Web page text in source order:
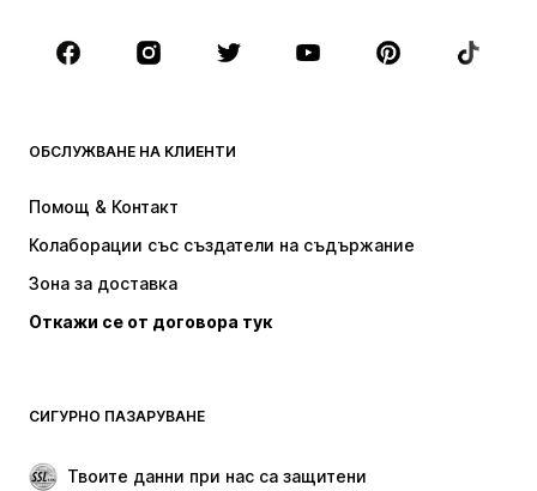
ДРЕХИ
Якета
Костюми и сака
Бански и плажна мода
Специални Поводи
ЕКСКЛУЗИВНО
ОБУВКИ
НОВО
ОБСЛУЖВАНЕ НА КЛИЕНТИ
Помощ & Контакт
Колаборации със създатели на съдържание
Зона за доставка
Откажи се от договора тук
СИГУРНО ПАЗАРУВАНЕ
Твоите данни при нас са защитени